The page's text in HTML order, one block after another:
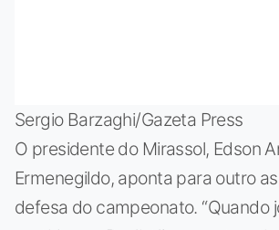
Sergio Barzaghi/Gazeta Press
O presidente do Mirassol, Edson
Ermenegildo, aponta para outro
defesa do campeonato. “Quando